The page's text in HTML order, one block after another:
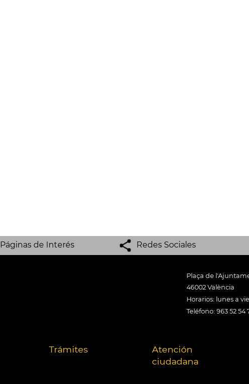
Páginas de Interés Redes Sociales
Plaça de
46002 València
Horarios: lunes a
Teléfono: 963 52 54
Trámites
Atención
ciudadana